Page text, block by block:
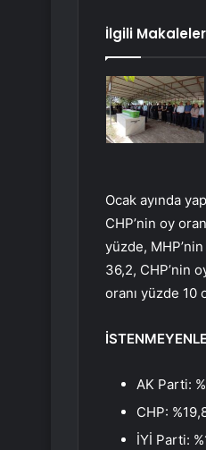
İlgili Makaleler
Ocak ayında
CHP’nin oy
yüzde,
36,2, CHP’nin
oranı yüzde 10
AK Parti:
CHP:
İYİ Parti: